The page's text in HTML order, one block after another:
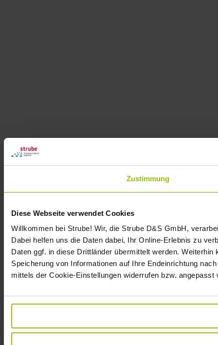
Zustimmung
Diese Webseite verwendet Cookies
Willkommen bei Strube! Wir, die Strube D&S GmbH,
Dabei helfen uns die Daten dabei, Ihr Online-Erlebnis zu
Daten ggf. in diese Drittländer übermittelt werden.
Speicherung von Informationen auf Ihre Endeinrichtung
mittels der Cookie-Einstellungen widerrufen bzw.